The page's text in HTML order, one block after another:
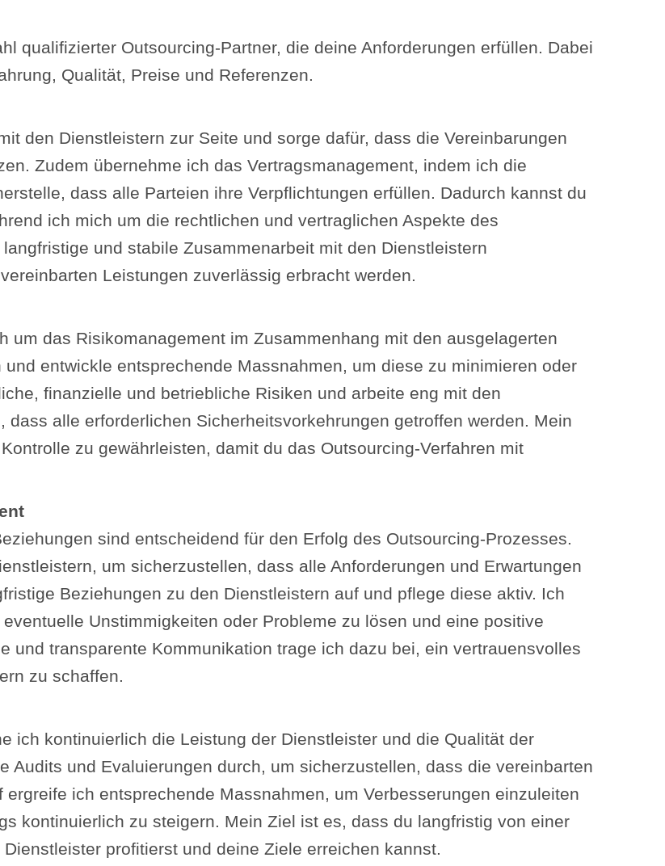
qualifizierter Outsourcing-Partner, die deine Anforderungen erfüllen. Dabei
Qualität, Preise und Referenzen.
den Dienstleistern zur Seite und sorge dafür, dass die Vereinbarungen
Zudem übernehme ich das Vertragsmanagement, indem ich die
dass alle Parteien ihre Verpflichtungen erfüllen. Dadurch kannst du
ich mich um die rechtlichen und vertraglichen Aspekte des
und stabile Zusammenarbeit mit den Dienstleistern
Leistungen zuverlässig erbracht werden.
um das Risikomanagement im Zusammenhang mit den ausgelagerten
entwickle entsprechende Massnahmen, um diese zu minimieren oder
finanzielle und betriebliche Risiken und arbeite eng mit den
alle erforderlichen Sicherheitsvorkehrungen getroffen werden. Mein
zu gewährleisten, damit du das Outsourcing-Verfahren mit
sind entscheidend für den Erfolg des Outsourcing-Prozesses.
um sicherzustellen, dass alle Anforderungen und Erwartungen
Beziehungen zu den Dienstleistern auf und pflege diese aktiv. Ich
Unstimmigkeiten oder Probleme zu lösen und eine positive
und transparente Kommunikation trage ich dazu bei, ein vertrauensvolles
zu schaffen.
ich kontinuierlich die Leistung der Dienstleister und die Qualität der
Audits und Evaluierungen durch, um sicherzustellen, dass die vereinbarten
ich entsprechende Massnahmen, um Verbesserungen einzuleiten
kontinuierlich zu steigern. Mein Ziel ist es, dass du langfristig von einer
profitierst und deine Ziele erreichen kannst.